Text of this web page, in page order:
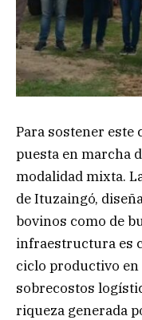
Para sostener este
puesta en marcha
modalidad mixta.
de Ituzaingó,
bovinos como de
infraestructura es
ciclo productivo
sobrecostos
riqueza generada